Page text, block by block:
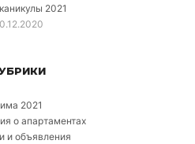
2021
2021
о апартаментах
и объявления